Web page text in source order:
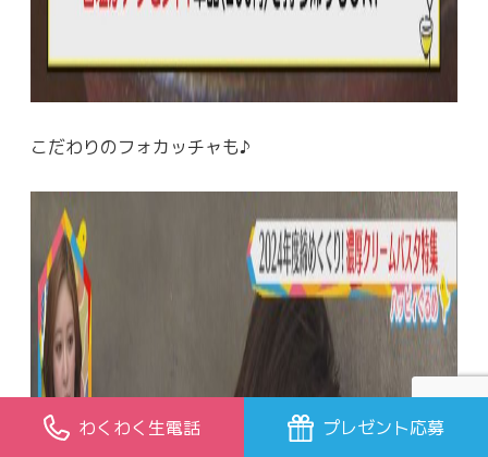
わくわく生電話 プレゼント応募
こだわりのフォカッチャも♪